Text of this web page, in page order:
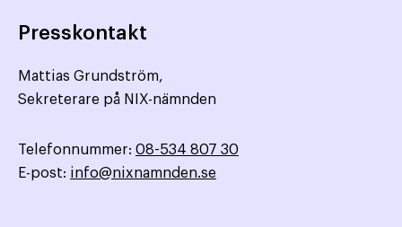
Presskontakt
Mattias Grundström,
Sekreterare på NIX-nämnden
Telefonnummer: 08-534 807 30
E-post: info@nixnamnden.se